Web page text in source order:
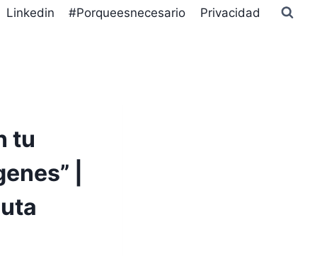
Linkedin #Porqueesnecesario Privacidad
tu
|